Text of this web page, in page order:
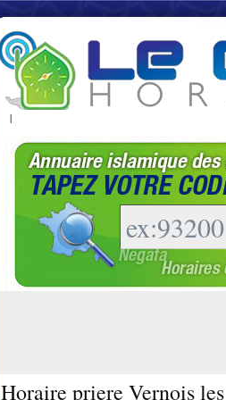
|
Horaire priere Vernois